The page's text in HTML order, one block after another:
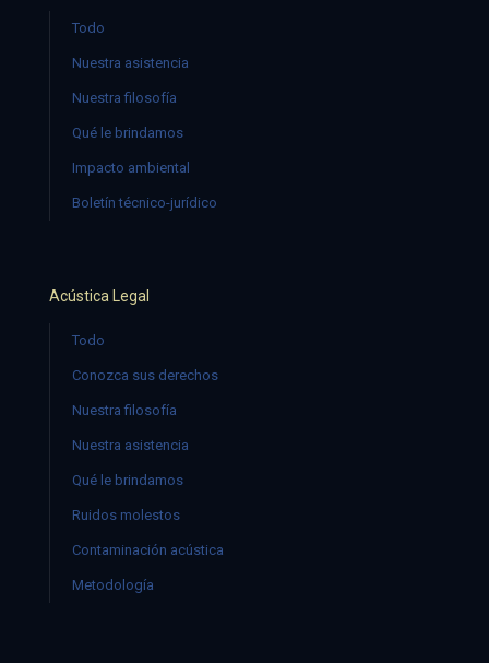
Todo
Nuestra asistencia
Nuestra filosofía
Qué le brindamos
Impacto ambiental
Boletín técnico-jurídico
Acústica Legal
Todo
Conozca sus derechos
Nuestra filosofía
Nuestra asistencia
Qué le brindamos
Ruidos molestos
Contaminación acústica
Metodología